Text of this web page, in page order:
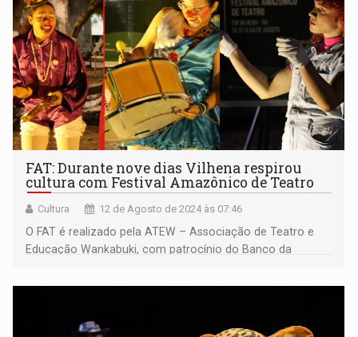
FAT: Durante nove dias Vilhena respirou
cultura com Festival Amazônico de Teatro
Cultura 12 de Agosto de 2024 às 07:46
O FAT é realizado pela ATEW – Associação de Teatro e
Educação Wankabuki, com patrocínio do Banco da